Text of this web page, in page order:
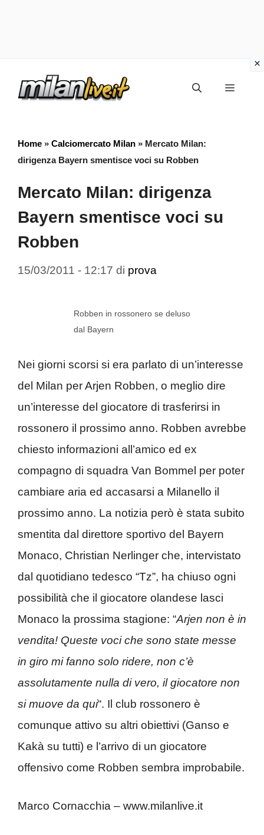
Menu
Home » Calciomercato Milan » Mercato Milan:
dirigenza Bayern smentisce voci su Robben
Mercato Milan: dirigenza
Bayern smentisce voci su
Robben
15/03/2011 - 12:17 di prova
Robben in rossonero se deluso
dal Bayern
Nei giorni scorsi si era parlato di un’interesse
del Milan per Arjen Robben, o meglio dire
un’interesse del giocatore di trasferirsi in
rossonero il prossimo anno. Robben avrebbe
chiesto informazioni all’amico ed ex
compagno di squadra Van Bommel per poter
cambiare aria ed accasarsi a Milanello il
prossimo anno. La notizia però è stata subito
smentita dal direttore sportivo del Bayern
Monaco, Christian Nerlinger che, intervistato
dal quotidiano tedesco “Tz”, ha chiuso ogni
possibilità che il giocatore olandese lasci
Monaco la prossima stagione: “Arjen non è in
vendita! Queste voci che sono state messe
in giro mi fanno solo ridere, non c’è
assolutamente nulla di vero, il giocatore non
si muove da qui“. Il club rossonero è
comunque attivo su altri obiettivi (Ganso e
Kakà su tutti) e l’arrivo di un giocatore
offensivo come Robben sembra improbabile.
Marco Cornacchia – www.milanlive.it